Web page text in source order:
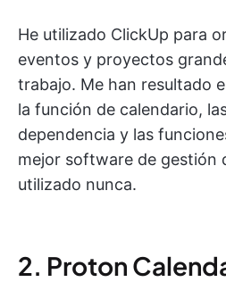
He utilizado ClickUp para
eventos y proyectos
trabajo. Me han resultado
la función de calendario,
dependencia y las
mejor software de gestión
utilizado nunca.
2. Proton